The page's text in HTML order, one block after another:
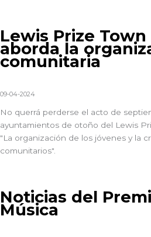
Lewis Prize Town
aborda la
comunitaria
09-04-2024
No querrá perderse el acto de
ayuntamientos de otoño del Lewis
"La organización de los jóvenes y la
comunitarios".
Noticias del
Música